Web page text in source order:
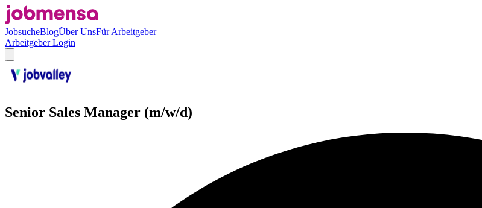
JobsucheBlogÜber UnsFür Arbeitgeber
Arbeitgeber Login
Senior Sales Manager (m/w/d)